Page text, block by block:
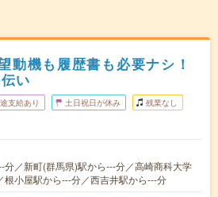
機も履歴書も必要ナシ！
い
支給あり 土日祝日が休み 残業なし
分／新町(群馬県)駅から---分／高崎商科大学
根小屋駅から---分／西吉井駅から---分